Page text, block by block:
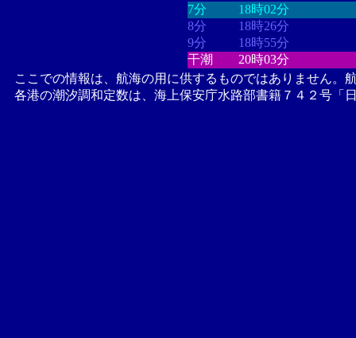
7分
18時02分
8分
18時26分
9分
18時55分
干潮
20時03分
ここでの情報は、航海の用に供するものではありません。
各港の潮汐調和定数は、海上保安庁水路部書籍７４２号「